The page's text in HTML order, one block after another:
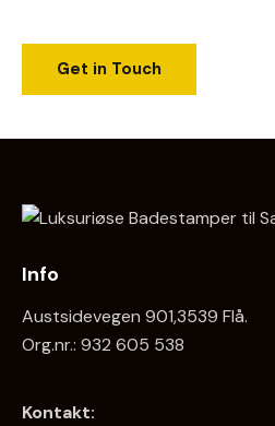
Info
Austsidevegen 901,3539 Flå.
Org.nr.: 932 605 538
Kontakt: